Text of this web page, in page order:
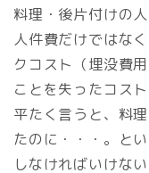
料理・後片付けの
人件費だけではな
クコスト（埋没費
ことを失ったコスト
平たく言うと、料
たのに・・・。と
しなければいけな